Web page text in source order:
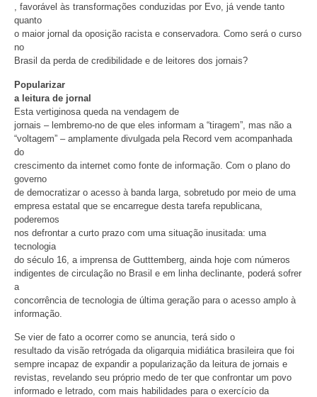
, favorável às transformações conduzidas por Evo, já vende tanto
quanto
o maior jornal da oposição racista e conservadora. Como será o curso
no
Brasil da perda de credibilidade e de leitores dos jornais?
Popularizar
a leitura de jornal
Esta vertiginosa queda na vendagem de
jornais – lembremo-no de que eles informam a “tiragem”, mas não a
“voltagem” – amplamente divulgada pela Record vem acompanhada
do
crescimento da internet como fonte de informação. Com o plano do
governo
de democratizar o acesso à banda larga, sobretudo por meio de uma
empresa estatal que se encarregue desta tarefa republicana,
poderemos
nos defrontar a curto prazo com uma situação inusitada: uma
tecnologia
do século 16, a imprensa de Gutttemberg, ainda hoje com números
indigentes de circulação no Brasil e em linha declinante, poderá sofrer
a
concorrência de tecnologia de última geração para o acesso amplo à
informação.
Se vier de fato a ocorrer como se anuncia, terá sido o
resultado da visão retrógada da oligarquia midiática brasileira que foi
sempre incapaz de expandir a popularização da leitura de jornais e
revistas, revelando seu próprio medo de ter que confrontar um povo
informado e letrado, com mais habilidades para o exercício da